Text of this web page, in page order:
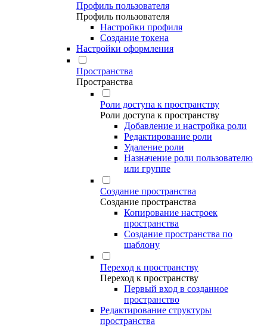
Профиль пользователя
Профиль пользователя
Настройки профиля
Создание токена
Настройки оформления
Пространства
Пространства
Роли доступа к пространству
Роли доступа к пространству
Добавление и настройка роли
Редактирование роли
Удаление роли
Назначение роли пользователю
или группе
Создание пространства
Создание пространства
Копирование настроек
пространства
Создание пространства по
шаблону
Переход к пространству
Переход к пространству
Первый вход в созданное
пространство
Редактирование структуры
пространства